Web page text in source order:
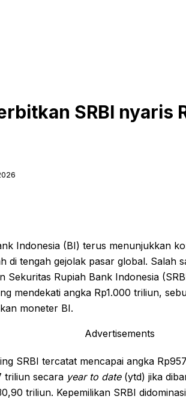
SRBI nyaris
Indonesia (BI) terus menunjukkan
di tengah gejolak pasar global. Salah
Sekuritas Rupiah Bank Indonesia
mendekati angka Rp1.000 triliun,
moneter BI.
Advertisements
SRBI tercatat mencapai angka
triliun secara year to date(ytd) jika
triliun. Kepemilikan SRBI